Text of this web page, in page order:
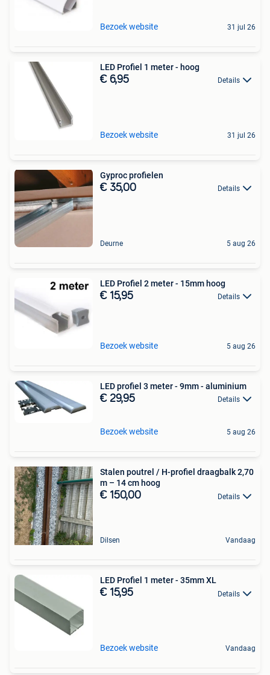
Bezoek website 31 jul 26
LED Profiel 1 meter - hoog
€ 6,95 Details
Bezoek website 31 jul 26
Gyproc profielen
€ 35,00 Details
Deurne 5 aug 26
LED Profiel 2 meter - 15mm hoog
€ 15,95 Details
Bezoek website 5 aug 26
LED profiel 3 meter - 9mm - aluminium
€ 29,95 Details
Bezoek website 5 aug 26
Stalen poutrel / H-profiel draagbalk 2,70
m – 14 cm hoog
€ 150,00 Details
Dilsen Vandaag
LED Profiel 1 meter - 35mm XL
€ 15,95 Details
Bezoek website Vandaag